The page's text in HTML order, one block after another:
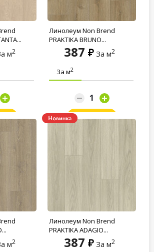
м2
Линолеум Non Brend
PRAKTIKA BRUNO...
387 За м2
За м2
Заказать
м2
Линолеум Non Brend
PRAKTIKA ADAGIO...
387 За м2